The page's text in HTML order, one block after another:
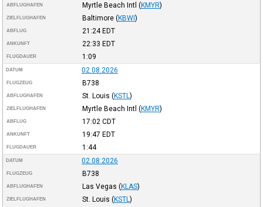
ABFLUGHAFEN Myrtle Beach Intl (KMYR)
ZIELFLUGHAFEN Baltimore (KBWI)
ABFLUG 21:24EDT
ANKUNFT 22:33 EDT
FLUGDAUER 1:09
DATUM 02.08.2026
FLUGZEUG B738
ABFLUGHAFEN St. Louis (KSTL )
ZIELFLUGHAFEN Myrtle Beach Intl (KMYR)
ABFLUG 17:02 CDT
ANKUNFT 19:47 EDT
FLUGDAUER 1:44
DATUM 02.08.2026
FLUGZEUG B738
ABFLUGHAFEN Las Vegas (KLAS)
ZIELFLUGHAFEN St. Louis (KSTL )